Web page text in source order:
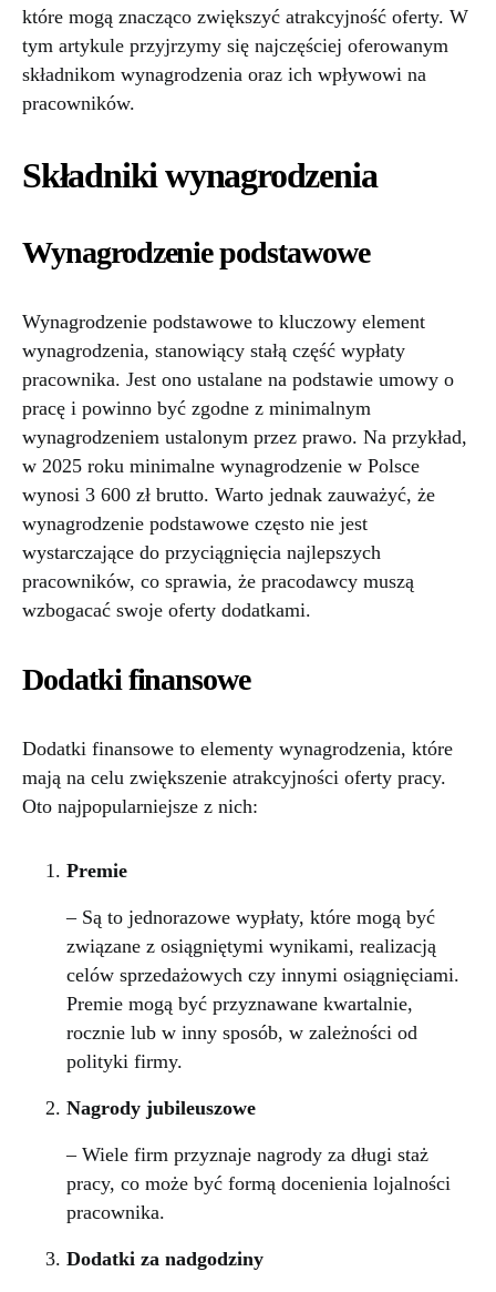
które mogą znacząco zwiększyć atrakcyjność oferty. W
tym artykule przyjrzymy się najczęściej oferowanym
składnikom wynagrodzenia oraz ich wpływowi na
pracowników.
Składniki wynagrodzenia
Wynagrodzenie podstawowe
Wynagrodzenie podstawowe to kluczowy element
wynagrodzenia, stanowiący stałą część wypłaty
pracownika. Jest ono ustalane na podstawie umowy o
pracę i powinno być zgodne z minimalnym
wynagrodzeniem ustalonym przez prawo. Na przykład,
w 2025 roku minimalne wynagrodzenie w Polsce
wynosi 3 600 zł brutto. Warto jednak zauważyć, że
wynagrodzenie podstawowe często nie jest
wystarczające do przyciągnięcia najlepszych
pracowników, co sprawia, że pracodawcy muszą
wzbogacać swoje oferty dodatkami.
Dodatki finansowe
Dodatki finansowe to elementy wynagrodzenia, które
mają na celu zwiększenie atrakcyjności oferty pracy.
Oto najpopularniejsze z nich:
Premie
– Są to jednorazowe wypłaty, które mogą być
związane z osiągniętymi wynikami, realizacją
celów sprzedażowych czy innymi osiągnięciami.
Premie mogą być przyznawane kwartalnie,
rocznie lub w inny sposób, w zależności od
polityki firmy.
Nagrody jubileuszowe
– Wiele firm przyznaje nagrody za długi staż
pracy, co może być formą docenienia lojalności
pracownika.
Dodatki za nadgodziny